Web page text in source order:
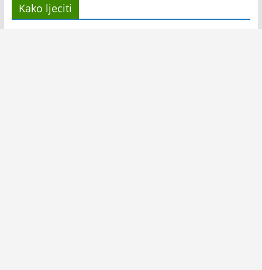
Kako ljeciti